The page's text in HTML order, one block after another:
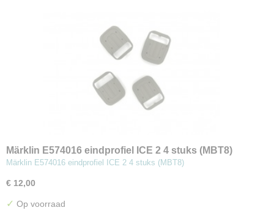
Märklin E574016 eindprofiel ICE 2 4 stuks (MBT8)
Märklin E574016 eindprofiel ICE 2 4 stuks (MBT8)
€ 12,00
✓ Op voorraad